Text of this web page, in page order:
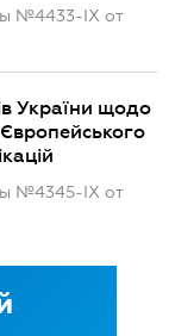
№4433-IX от
України щодо
№4345-IX от